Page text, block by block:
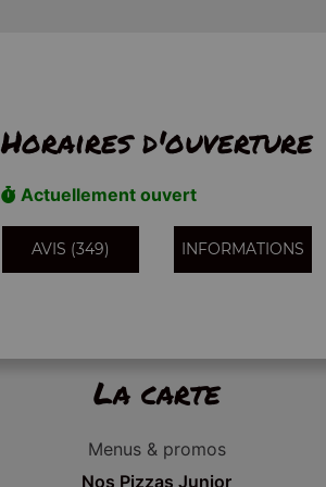
Horaires d'ouverture
Actuellement ouvert
AVIS (349) INFORMATIONS
La carte
Menus & promos
Nos Pizzas Junior